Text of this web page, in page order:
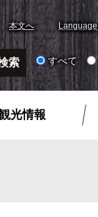
本文へ Language
すべて
光情報